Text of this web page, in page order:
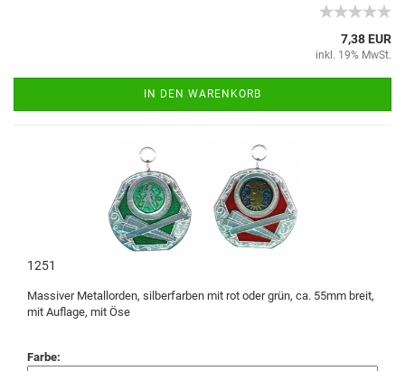
7,38 EUR
inkl. 19% MwSt.
IN DEN WARENKORB
1251
Massiver Metallorden, silberfarben mit rot oder grün, ca. 55mm breit,
mit Auflage, mit Öse
Farbe: